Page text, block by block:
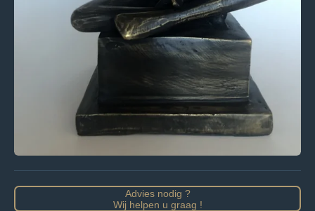
Advies nodig ?
Wij helpen u graag !